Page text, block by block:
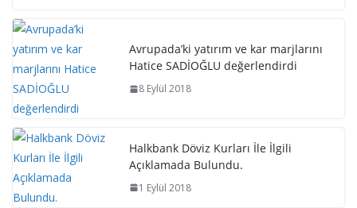
Avrupada’ki yatırım ve kar marjlarını
Hatice SADİOĞLU değerlendirdi
8 Eylül 2018
Halkbank Döviz Kurları İle İlgili
Açıklamada Bulundu.
1 Eylül 2018